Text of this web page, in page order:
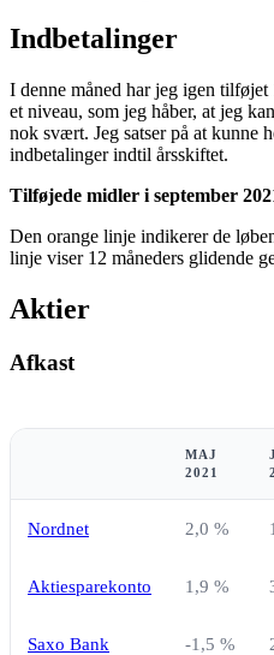
Indbetalinger
I denne måned har jeg igen tilføjet
et niveau, som jeg håber, at jeg
nok svært. Jeg satser på at kunne
indbetalinger indtil årsskiftet.
Tilføjede midler i september
Den orange linje indikerer de
linje viser 12 måneders glidende
Aktier
Afkast
MAJ
2021
Nordnet 2,0 %
Aktiesparekonto 1,9 %
Saxo Bank -1,5 %